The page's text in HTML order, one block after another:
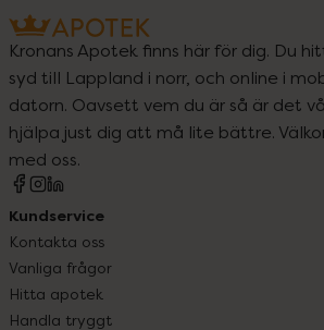
Kronans Apotek finns här för dig. Du
syd till Lappland i norr, och online i
datorn. Oavsett vem du är så är det
hjälpa just dig att må lite bättre.
med oss.
Kundservice
Kontakta oss
Vanliga frågor
Hitta apotek
Handla tryggt